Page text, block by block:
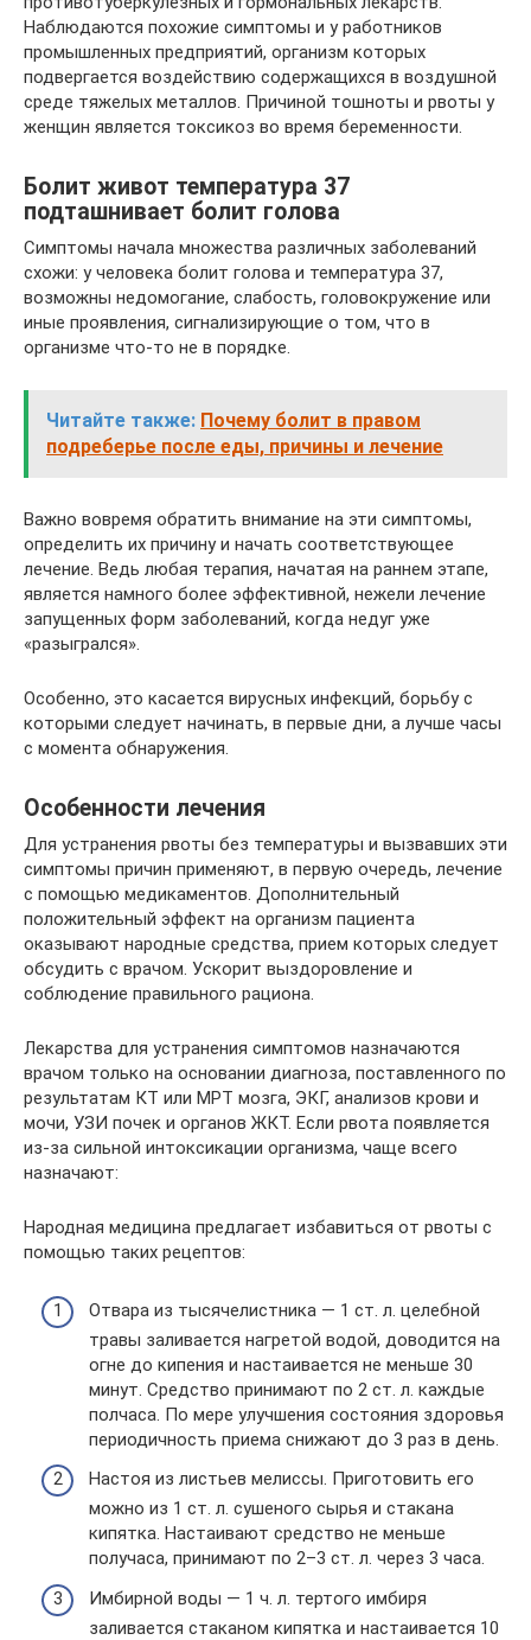
Наблюдаются похожие симптомы и у работников
промышленных предприятий, организм которых
подвергается воздействию содержащихся в воздушной
среде тяжелых металлов. Причиной тошноты и рвоты у
женщин является токсикоз во время беременности.
Болит живот температура 37
подташнивает болит голова
Симптомы начала множества различных заболеваний
схожи: у человека болит голова и температура 37,
возможны недомогание, слабость, головокружение или
иные проявления, сигнализирующие о том, что в
организме что-то не в порядке.
Читайте также: Почему болит в правом
подреберье после еды, причины и лечение
Важно вовремя обратить внимание на эти симптомы,
определить их причину и начать соответствующее
лечение. Ведь любая терапия, начатая на раннем этапе,
является намного более эффективной, нежели лечение
запущенных форм заболеваний, когда недуг уже
«разыгрался».
Особенно, это касается вирусных инфекций, борьбу с
которыми следует начинать, в первые дни, а лучше часы
с момента обнаружения.
Особенности лечения
Для устранения рвоты без температуры и вызвавших эти
симптомы причин применяют, в первую очередь, лечение
с помощью медикаментов. Дополнительный
положительный эффект на организм пациента
оказывают народные средства, прием которых следует
обсудить с врачом. Ускорит выздоровление и
соблюдение правильного рациона.
Лекарства для устранения симптомов назначаются
врачом только на основании диагноза, поставленного по
результатам КТ или МРТ мозга, ЭКГ, анализов крови и
мочи, УЗИ почек и органов ЖКТ. Если рвота появляется
из-за сильной интоксикации организма, чаще всего
назначают:
Народная медицина предлагает избавиться от рвоты с
помощью таких рецептов:
Отвара из тысячелистника — 1 ст. л. целебной
травы заливается нагретой водой, доводится на
огне до кипения и настаивается не меньше 30
минут. Средство принимают по 2 ст. л. каждые
полчаса. По мере улучшения состояния здоровья
периодичность приема снижают до 3 раз в день.
Настоя из листьев мелиссы. Приготовить его
можно из 1 ст. л. сушеного сырья и стакана
кипятка. Настаивают средство не меньше
получаса, принимают по 2–3 ст. л. через 3 часа.
Имбирной воды — 1 ч. л. тертого имбиря
заливается стаканом кипятка и настаивается 10